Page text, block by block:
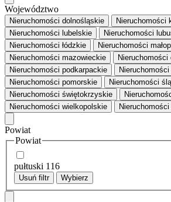
Województwo
Nieruchomości dolnośląskie
Nieruchomości
Nieruchomości lubelskie
Nieruchomości
Nieruchomości łódzkie
Nieruchomości
Nieruchomości mazowieckie
Nieruchomości
Nieruchomości podkarpackie
Nieruchomości pomorskie
Nieruchomości
Nieruchomości świętokrzyskie
Nieruchomości wielkopolskie
Powiat
Powiat
pułtuski 116
Usuń filtr Wybierz